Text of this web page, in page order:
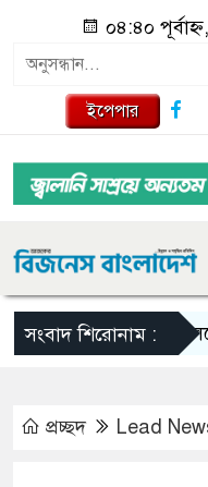
০৪:৪০
ইপেপার
সংবাদ শিরোনাম :
সিলেটে
প্রচ্ছদ Lead